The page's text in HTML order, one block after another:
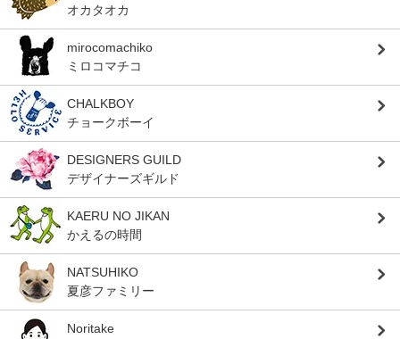
オカタオカ
mirocomachiko
ミロコマチコ
CHALKBOY
チョークボーイ
DESIGNERS GUILD
デザイナーズギルド
KAERU NO JIKAN
かえるの時間
NATSUHIKO
夏彦ファミリー
Noritake